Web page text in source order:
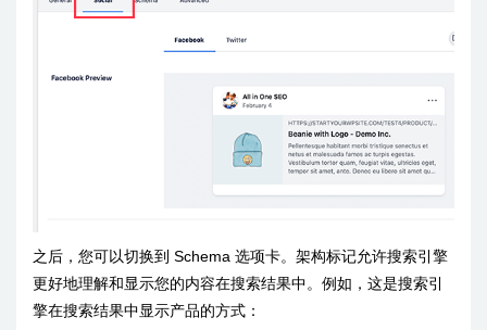
之后，您可以切换到 Schema 选项卡。架构标记允许搜索引擎
更好地理解和显示您的内容在搜索结果中。例如，这是搜索引
擎在搜索结果中显示产品的方式：